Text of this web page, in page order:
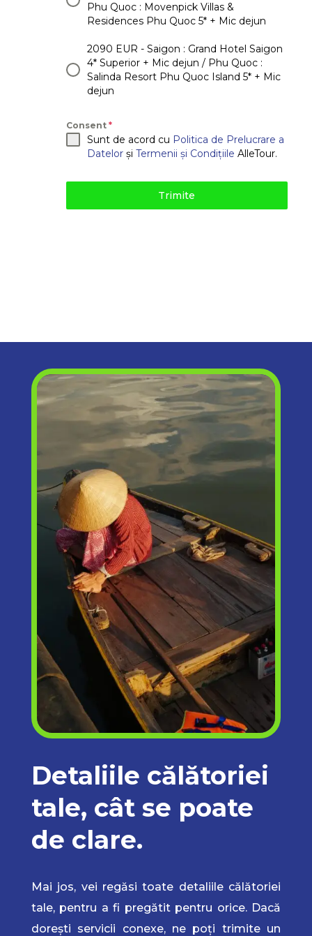
Phu Quoc : Movenpick Villas &
Residences Phu Quoc 5* + Mic dejun
2090 EUR - Saigon : Grand Hotel Saigon
4* Superior + Mic dejun / Phu Quoc :
Salinda Resort Phu Quoc Island 5* + Mic
dejun
Consent *
Sunt de acord cu Politica de Prelucrare a
Datelorși Termenii și Condițiile AlleTour.
Trimite
Detaliile călătoriei
tale, cât se poate
de clare.
Mai jos, vei regăsi toate detaliile călătoriei
tale, pentru a fi pregătit pentru orice. Dacă
dorești servicii conexe, ne poți trimite un